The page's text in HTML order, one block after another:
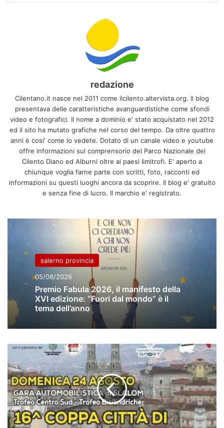
redazione
Cilentano.it nasce nel 2011 come ilcilento.altervista.org. Il blog
presentava delle caratteristiche avanguardistiche come sfondi
video e fotografici. Il nome a dominio e' stato acquistato nel 2012
ed il sito ha mutato grafiche nel corso del tempo. Da oltre quattro
anni è cosi' come lo vedete. Dotato di un canale video e youtube
offre informazioni sul comprensorio del Parco Nazionale del
Cilento Diano ed Alburni oltre ai paesi limitrofi. E' aperto a
chiunque voglia farne parte con scritti, foto, racconti ed
informazioni su questi luoghi ancora da scoprire. Il blog e' gratuito
e senza fine di lucro. Il marchio e' registrato.
salerno provincia
05/08/2026
Premio Fabula 2026, il manifesto della
XVI edizione: “Fuori dal mondo” è il
tema dell’anno
Dai
di
Montesano
sulla
Marcellana
il
lungo